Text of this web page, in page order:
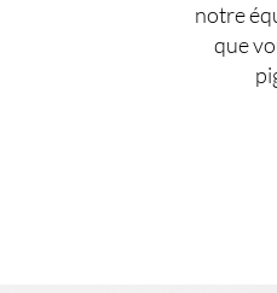
notre
que